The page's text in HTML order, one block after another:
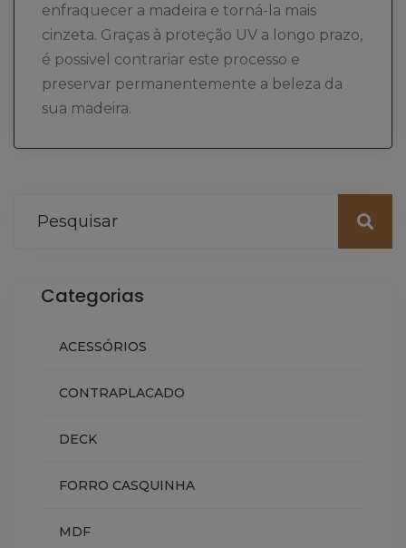
enfraquecer a madeira e torná-la mais
cinzeta. Graças à proteção UV a longo prazo,
é possivel contrariar este processo e
preservar permanentemente a beleza da
sua madeira.
Categorias
ACESSÓRIOS
CONTRAPLACADO
DECK
FORRO CASQUINHA
MDF